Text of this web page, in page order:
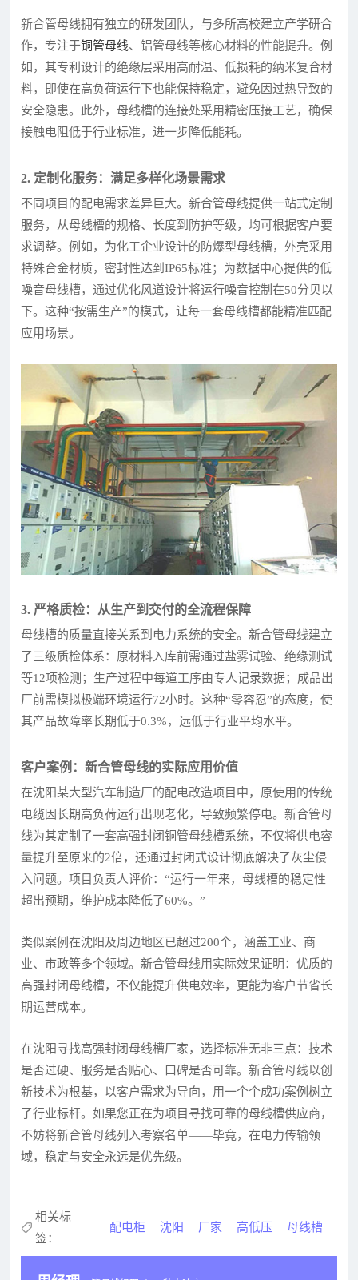
新合管母线拥有独立的研发团队，与多所高校建立产学研合
作，专注于铜管母线、铝管母线等核心材料的性能提升。例
如，其专利设计的绝缘层采用高耐温、低损耗的纳米复合材
料，即使在高负荷运行下也能保持稳定，避免因过热导致的
安全隐患。此外，母线槽的连接处采用精密压接工艺，确保
接触电阻低于行业标准，进一步降低能耗。
2. 定制化服务：满足多样化场景需求
不同项目的配电需求差异巨大。新合管母线提供一站式定制
服务，从母线槽的规格、长度到防护等级，均可根据客户要
求调整。例如，为化工企业设计的防爆型母线槽，外壳采用
特殊合金材质，密封性达到IP65标准；为数据中心提供的低
噪音母线槽，通过优化风道设计将运行噪音控制在50分贝以
下。这种“按需生产”的模式，让每一套母线槽都能精准匹配
应用场景。
3. 严格质检：从生产到交付的全流程保障
母线槽的质量直接关系到电力系统的安全。新合管母线建立
了三级质检体系：原材料入库前需通过盐雾试验、绝缘测试
等12项检测；生产过程中每道工序由专人记录数据；成品出
厂前需模拟极端环境运行72小时。这种“零容忍”的态度，使
其产品故障率长期低于0.3%，远低于行业平均水平。
客户案例：新合管母线的实际应用价值
在沈阳某大型汽车制造厂的配电改造项目中，原使用的传统
电缆因长期高负荷运行出现老化，导致频繁停电。新合管母
线为其定制了一套高强封闭铜管母线槽系统，不仅将供电容
量提升至原来的2倍，还通过封闭式设计彻底解决了灰尘侵
入问题。项目负责人评价：“运行一年来，母线槽的稳定性
超出预期，维护成本降低了60%。”
类似案例在沈阳及周边地区已超过200个，涵盖工业、商
业、市政等多个领域。新合管母线用实际效果证明：优质的
高强封闭母线槽，不仅能提升供电效率，更能为客户节省长
期运营成本。
在沈阳寻找高强封闭母线槽厂家，选择标准无非三点：技术
是否过硬、服务是否贴心、口碑是否可靠。新合管母线以创
新技术为根基，以客户需求为导向，用一个个成功案例树立
了行业标杆。如果您正在为项目寻找可靠的母线槽供应商，
不妨将新合管母线列入考察名单——毕竟，在电力传输领
域，稳定与安全永远是优先级。
相关标
签：
配电柜 沈阳 厂家 高低压 母线槽